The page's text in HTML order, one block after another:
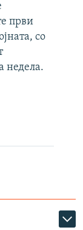
први
со
недела.